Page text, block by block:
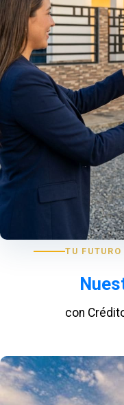
TU
con